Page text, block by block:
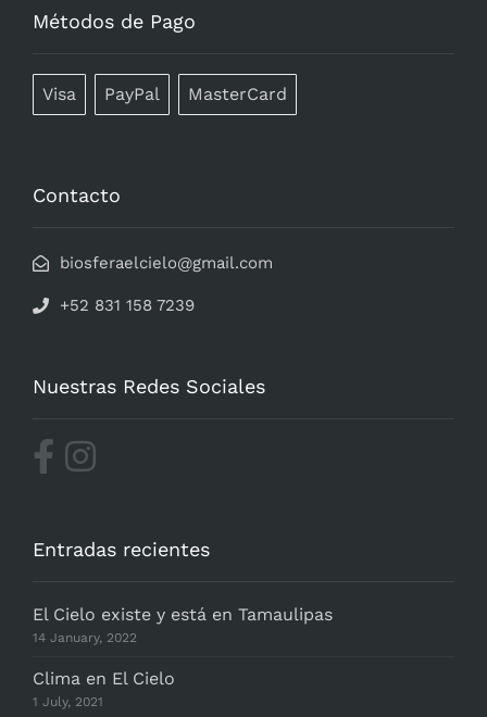
Métodos de Pago
Visa PayPal MasterCard
Contacto
biosferaelcielo@gmail.com
+52 831 158 7239
Nuestras Redes Sociales
Entradas recientes
El Cielo existe y está en Tamaulipas
14 January, 2022
Clima en El Cielo
1 July, 2021